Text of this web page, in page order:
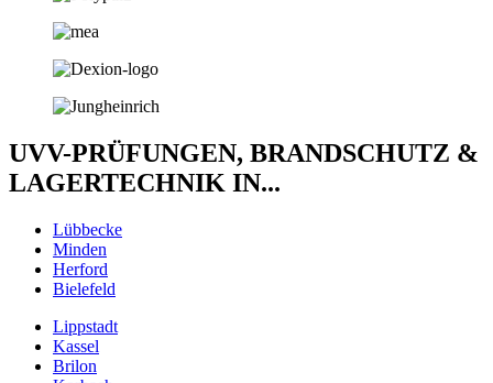
UVV-PRÜFUNGEN, BRANDSCHUTZ &
LAGERTECHNIK IN...
Lübbecke
Minden
Herford
Bielefeld
Lippstadt
Kassel
Brilon